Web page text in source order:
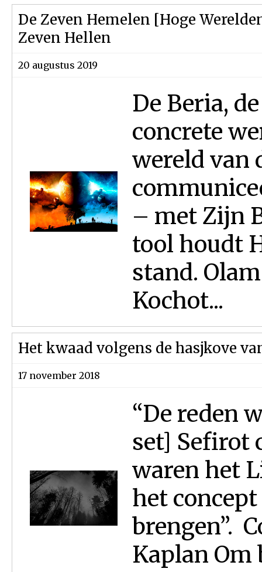
De Zeven Hemelen [Hoge
Zeven Hellen
20 augustus 2019
De Beria,
concrete
wereld van
– met Zijn
tool houdt
stand.
Kochot...
Het kwaad volgens de hasjkove
17 november 2018
“De reden
set] Sefirot
waren het
het
brengen”.
Kaplan